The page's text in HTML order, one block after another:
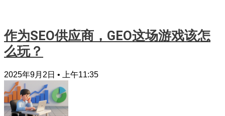
作为SEO供应商，GEO这场游戏该怎
么玩？
2025年9月2日 上午11:35